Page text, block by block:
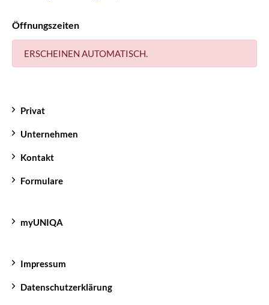
Öffnungszeiten
ERSCHEINEN AUTOMATISCH.
Privat
Unternehmen
Kontakt
Formulare
myUNIQA
Impressum
Datenschutzerklärung